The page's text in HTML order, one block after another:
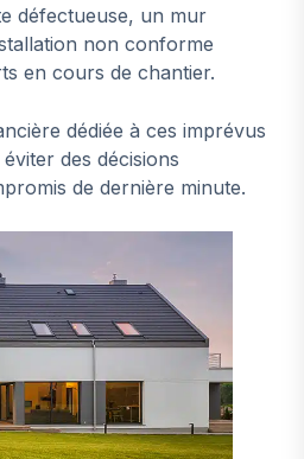
défectueuse, un mur
non conforme
en cours de chantier.
dédiée à ces imprévus
des décisions
de dernière minute.